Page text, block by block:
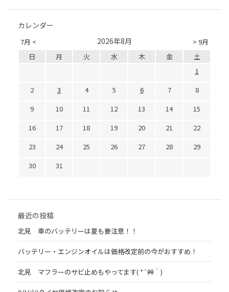
カレンダー
7月 < > 9月
2026年8月
日 月 火 水 木 金
土
1
2
3 4 5 6 7
8
9
10 11 12 13 14
15
16
17 18 19 20 21
22
23
24 25 26 27 28
29
30
31
最近の投稿
北見 車のバッテリーは夏も要注意！！
バッテリー・エンジンオイルは価格改定前の今がおすすめ！
北見 マフラーのサビ止めもやってます( *´艸｀)